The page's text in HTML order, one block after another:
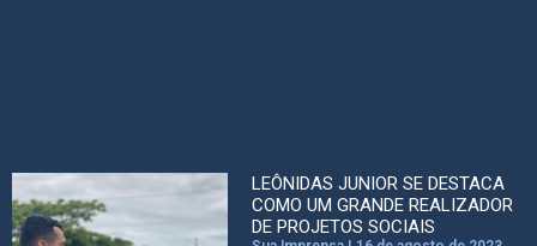
LEÔNIDAS JUNIOR SE DESTACA
COMO UM GRANDE REALIZADOR
DE PROJETOS SOCIAIS